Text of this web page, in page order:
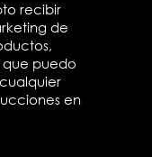
recibir
de
que puedo
en